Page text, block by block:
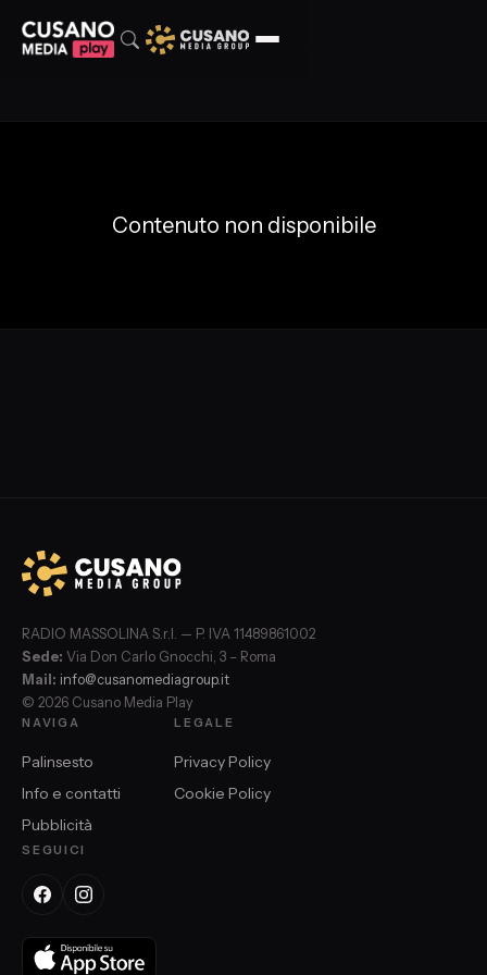
Contenuto non disponibile
RADIO MASSOLINA S.r.l. — P. IVA 11489861002
Sede: Via Don Carlo Gnocchi, 3 – Roma
Mail: info@cusanomediagroup.it
© 2026 Cusano Media Play
NAVIGA
Palinsesto
Info e contatti
Pubblicità
LEGALE
Privacy Policy
Cookie Policy
SEGUICI